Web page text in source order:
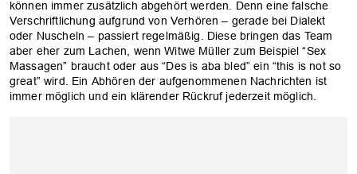
können immer zusätzlich abgehört werden. Denn eine falsche
Verschriftlichung aufgrund von Verhören – gerade bei Dialekt
oder Nuscheln – passiert regelmäßig. Diese bringen das Team
aber eher zum Lachen, wenn Witwe Müller zum Beispiel “Sex
Massagen” braucht oder aus “Des is aba bled” ein “this is not so
great” wird. Ein Abhören der aufgenommenen Nachrichten ist
immer möglich und ein klärender Rückruf jederzeit möglich.